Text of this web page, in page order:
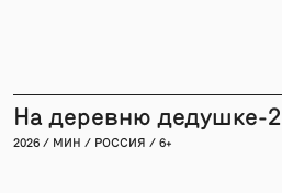
На деревню дедушке-2
2026 / МИН / РОССИЯ / 6+